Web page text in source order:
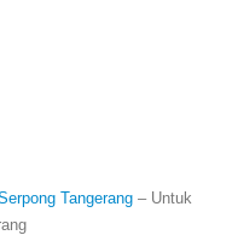
Tangerang– Untuk